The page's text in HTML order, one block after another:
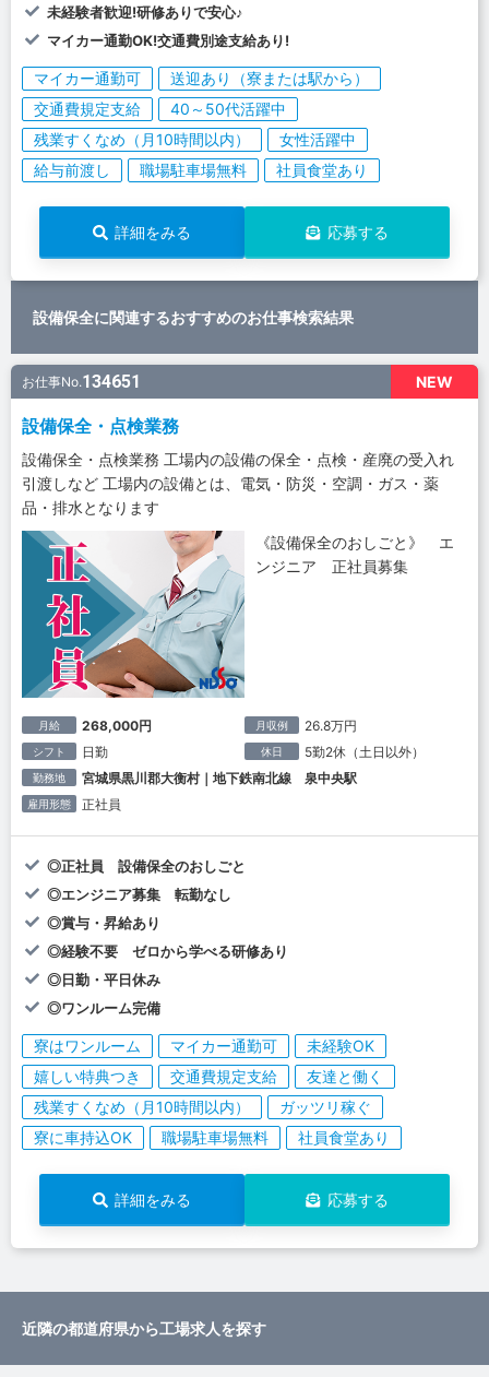
未経験者歓迎!研修ありで安心♪
マイカー通勤OK!交通費別途支給あり!
マイカー通勤可
送迎あり（寮または駅から）
交通費規定支給
40～50代活躍中
残業すくなめ（月10時間以内）
女性活躍中
給与前渡し
職場駐車場無料 社員食堂あり
詳細をみる 応募する
設備保全に関連するおすすめのお仕事検索結果
NEW
お仕事No.134651
設備保全・点検業務
設備保全・点検業務 工場内の設備の保全・点検・産廃の受入れ
引渡しなど 工場内の設備とは、電気・防災・空調・ガス・薬
品・排水となります
《設備保全のおしごと》 エ
ンジニア 正社員募集
月給 268,000円 月収例 26.8万円
シフト 日勤 休日 5勤2休（土日以外）
勤務地 宮城県黒川郡大衡村｜地下鉄南北線 泉中央駅
雇用形態 正社員
◎正社員 設備保全のおしごと
◎エンジニア募集 転勤なし
◎賞与・昇給あり
◎経験不要 ゼロから学べる研修あり
◎日勤・平日休み
◎ワンルーム完備
寮はワンルーム マイカー通勤可
未経験OK
嬉しい特典つき
交通費規定支給
友達と働く
残業すくなめ（月10時間以内）
ガッツリ稼ぐ
寮に車持込OK
職場駐車場無料 社員食堂あり
詳細をみる 応募する
近隣の都道府県から工場求人を探す